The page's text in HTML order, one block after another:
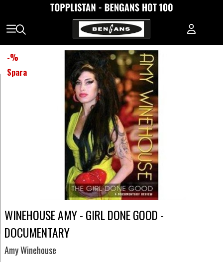
-%
Spara
WINEHOUSE AMY - GIRL DONE GOOD -
DOCUMENTARY
Amy Winehouse